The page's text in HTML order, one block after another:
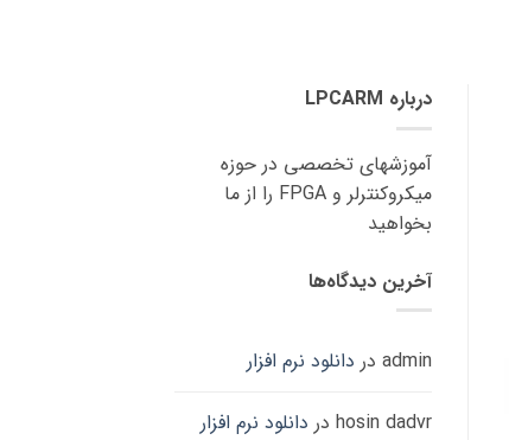
درباره LPCARM
آموزشهای تخصصی در حوزه
میکروکنترلر و FPGA را از ما
بخواهید
آخرین دیدگاه‌ها
admin در دانلود نرم افزار
hosin dadvr در دانلود نرم افزار